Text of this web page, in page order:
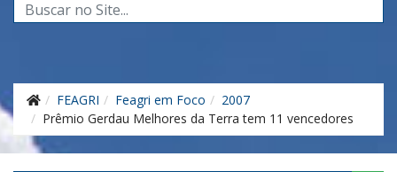
Buscar...
FEAGRI Feagri em Foco
2007
Prêmio Gerdau Melhores da Terra tem 11 vencedores